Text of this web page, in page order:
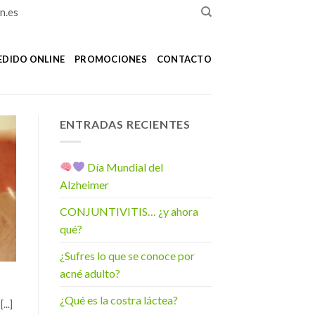
ONLINE PROMOCIONES CONTACTO
ENTRADAS RECIENTES
Día Mundial del
Alzheimer
CONJUNTIVITIS… ¿y ahora
qué?
¿Sufres lo que se conoce por
acné adulto?
¿Qué es la costra láctea?